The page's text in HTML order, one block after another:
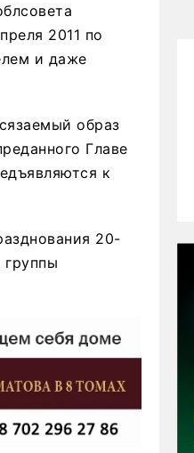
2011 по
и даже
образ
Главе
к
20-
группы